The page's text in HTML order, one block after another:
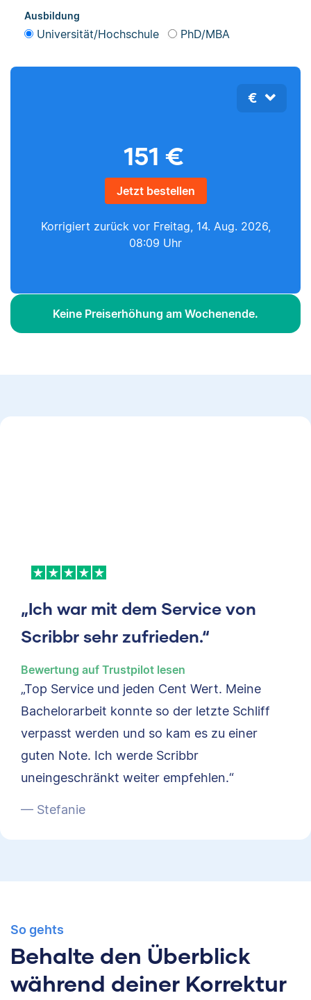
Ausbildung
Universität/Hochschule PhD/MBA
€
151 €
Jetzt bestellen
Korrigiert zurück vor Freitag, 14. Aug. 2026,
08:09 Uhr
Keine Preiserhöhung am Wochenende.
„Ich war mit dem Service von
Scribbr sehr zufrieden.“
Bewertung auf Trustpilot lesen
„Top Service und jeden Cent Wert. Meine
Bachelorarbeit konnte so der letzte Schliff
verpasst werden und so kam es zu einer
guten Note. Ich werde Scribbr
uneingeschränkt weiter empfehlen.“
— Stefanie
So gehts
Behalte den Überblick
während deiner Korrektur